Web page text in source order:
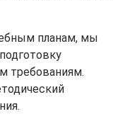
планам, мы
требованиям.